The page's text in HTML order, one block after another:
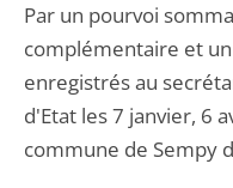
Par un pourvoi
complémentaire et
enregistrés au
d'Etat les 7 janvier, 6
commune de Sempy